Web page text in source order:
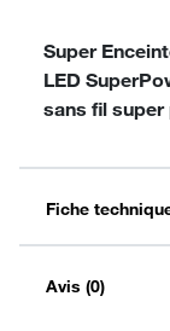
Super
LED
sans fil super
Fiche
Avis (0)